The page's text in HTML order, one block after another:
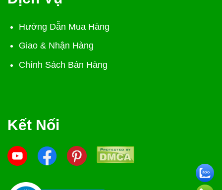
Hướng Dẫn Mua Hàng
Giao & Nhận Hàng
Chính Sách Bán Hàng
Kết Nối